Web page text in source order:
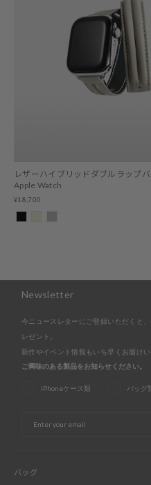
レザーハイブリッドダブルラップ
Apple Watch
¥18,700
Newsletter
今ニュースレターにご登録いただくと
レゼント。
新作やイベント情報もいち早くお届けい
ご興味のある製品をお知らせください。
iPhoneケース類 バッグ
バッグ